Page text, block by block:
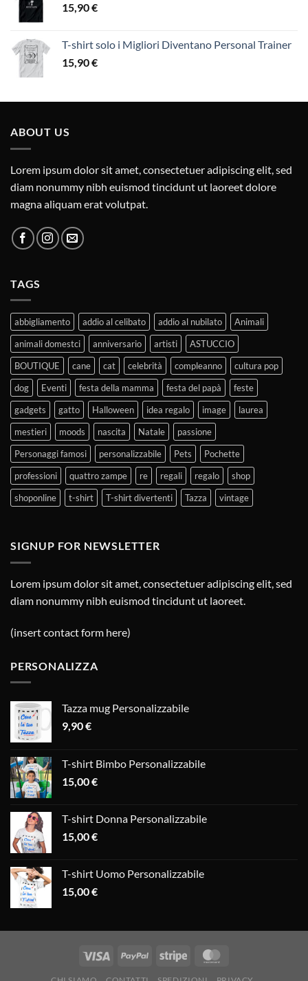
15,90€
T-shirt solo i Migliori Diventano Personal Trainer
15,90€
ABOUT US
Lorem ipsum dolor sit amet, consectetuer adipiscing elit, sed
diam nonummy nibh euismod tincidunt ut laoreet dolore
magna aliquam erat volutpat.
TAGS
abbigliamento addio al celibato addio al nubilato
Animali
animali domestci
anniversario artisti
ASTUCCIO
BOUTIQUE
cane cat celebrità compleanno
cultura pop
dog
Eventi festa della mamma festa del papà
feste
gadgets
gatto Halloween idea regalo image
laurea
mestieri
moods nascita Natale
passione
Personaggi famosi
personalizzabile Pets
Pochette
professioni
quattro zampe re regali regalo
shop
shoponline
t-shirt T-shirt divertenti Tazza vintage
SIGNUP FOR NEWSLETTER
Lorem ipsum dolor sit amet, consectetuer adipiscing elit, sed
diam nonummy nibh euismod tincidunt ut laoreet.
(insert contact form here)
PERSONALIZZA
Tazza mug Personalizzabile
9,90€
T-shirt Bimbo Personalizzabile
15,00€
T-shirt Donna Personalizzabile
15,00€
T-shirt Uomo Personalizzabile
15,00€